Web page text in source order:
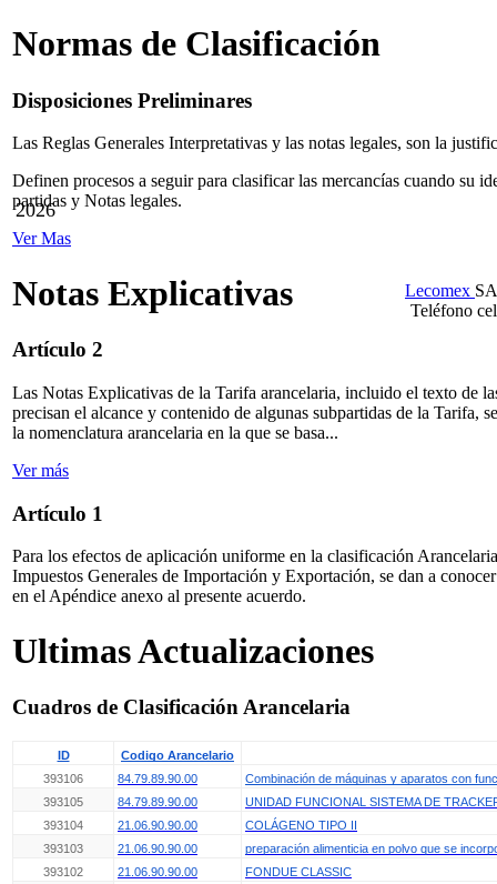
Normas de Clasificación
Disposiciones Preliminares
Las Reglas Generales Interpretativas y las notas legales, son la
Definen procesos a seguir para clasificar las mercancías cuando su
partidas y Notas legales.
Ver Mas
Notas Explicativas
Artículo 2
Las Notas Explicativas de la Tarifa arancelaria, incluido el texto de
precisan el alcance y contenido de algunas subpartidas de la Tarifa,
la nomenclatura arancelaria en la que se basa...
Ver más
Artículo 1
Para los efectos de aplicación uniforme en la clasificación
Impuestos Generales de Importación y Exportación, se dan a
en el Apéndice anexo al presente acuerdo.
Ultimas Actualizaciones
Cuadros de Clasificación Arancelaria
ID
Codigo Arancelario
393106
84.79.89.90.00
Combinación de máquinas y aparatos con
393105
84.79.89.90.00
UNIDAD FUNCIONAL SISTEMA DE
393104
21.06.90.90.00
COLÁGENO TIPO II
393103
21.06.90.90.00
preparación alimenticia en polvo que se
393102
21.06.90.90.00
FONDUE CLASSIC
2026
Lecomex
Teléfono